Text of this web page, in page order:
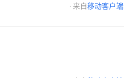
· 来自移动客户端